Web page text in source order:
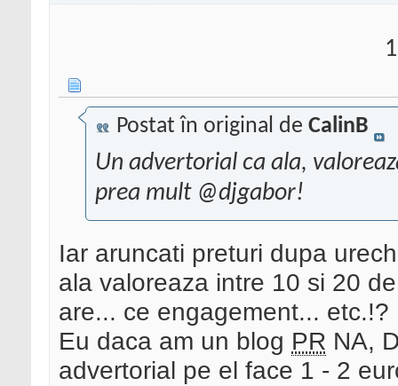
Postat în original de CalinB
Un advertorial ca ala,
prea mult @djgabor!
Iar aruncati preturi dupa
ala valoreaza intre 10 si 20
are... ce engagement... etc.!?
Eu daca am un blog PR NA,
advertorial pe el face 1 - 2